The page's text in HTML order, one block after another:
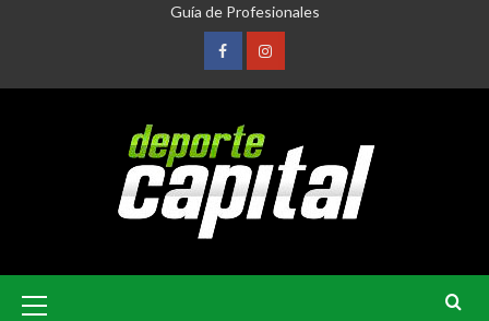
Guía de Profesionales